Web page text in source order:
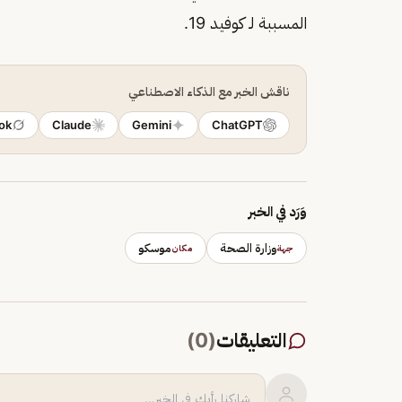
المسببة لـ كوفيد 19.
ناقش الخبر مع الذكاء الاصطناعي
ChatGPT
Gemini
Claude
وَرَد في الخبر
جهةوزارة الصحة مكانموسكو
التعليقات(
0
)